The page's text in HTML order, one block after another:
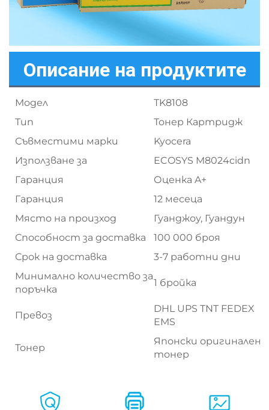
Описание на продуктите
Модел
TK8108
Тип
Тонер Картридж
Съвместими марки
Kyocera
Използване за
ECOSYS M8024cidn
Гаранция
Оценка A+
Гаранция
12 месеца
Място на произход
Гуанджоу, Гуандун
Способност за доставка
100 000 броя
Срок на доставка
3-7 работни дни
Минимално количество за
поръчка
1 бройка
Превоз
DHL UPS TNT FEDEX
EMS
Тонер
Японски оригинален
тонер